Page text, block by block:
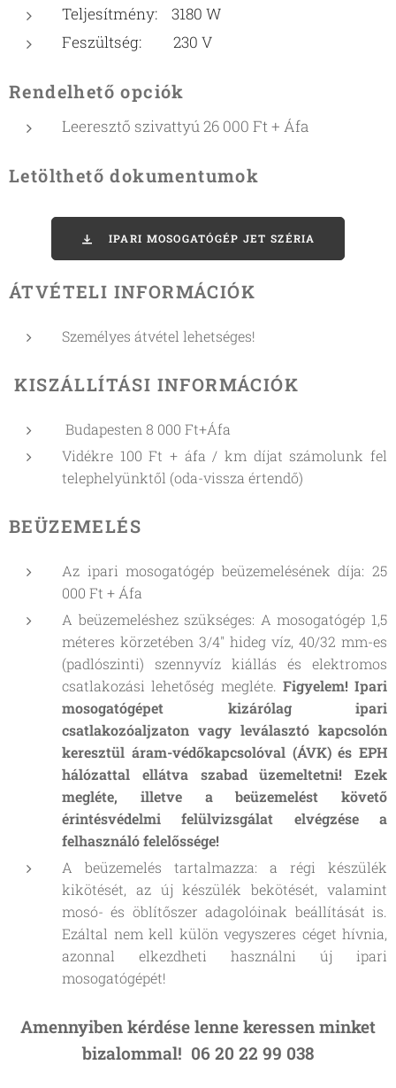
Teljesítmény: 3180 W
Feszültség: 230 V
Rendelhető opciók
Leeresztő szivattyú 26 000 Ft + Áfa
Letölthető dokumentumok
IPARI MOSOGATÓGÉP JET SZÉRIA
ÁTVÉTELI INFORMÁCIÓK
Személyes átvétel lehetséges!
KISZÁLLÍTÁSI INFORMÁCIÓK
Budapesten 8 000 Ft+Áfa
Vidékre 100 Ft + áfa / km díjat számolunk fel
telephelyünktől (oda-vissza értendő)
BEÜZEMELÉS
Az ipari mosogatógép beüzemelésének díja: 25
000 Ft + Áfa
A beüzemeléshez szükséges: A mosogatógép 1,5
méteres körzetében 3/4" hideg víz, 40/32 mm-es
(padlószinti) szennyvíz kiállás és elektromos
csatlakozási lehetőség megléte. Figyelem! Ipari
mosogatógépet kizárólag ipari
csatlakozóaljzaton vagy leválasztó kapcsolón
keresztül áram-védőkapcsolóval (ÁVK) és EPH
hálózattal ellátva szabad üzemeltetni! Ezek
megléte, illetve a beüzemelést követő
érintésvédelmi felülvizsgálat elvégzése a
felhasználó felelőssége!
A beüzemelés tartalmazza: a régi készülék
kikötését, az új készülék bekötését, valamint
mosó- és öblítőszer adagolóinak beállítását is.
Ezáltal nem kell külön vegyszeres céget hívnia,
azonnal elkezdheti használni új ipari
mosogatógépét!
Amennyiben kérdése lenne keressen minket
bizalommal! 06 20 22 99 038